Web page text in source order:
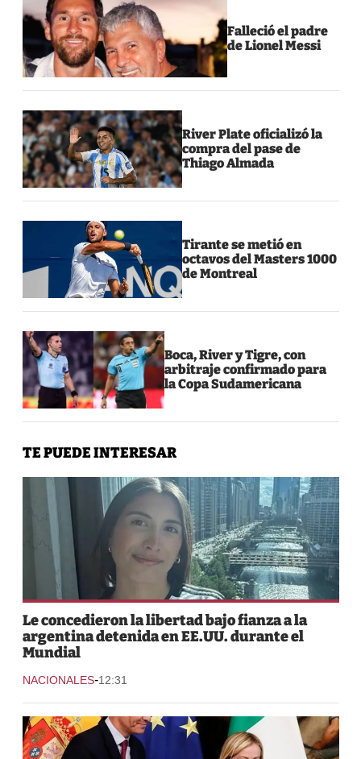
Falleció el padre
de Lionel Messi
River Plate oficializó la
compra del pase de
Thiago Almada
Tirante se metió en
octavos del Masters 1000
de Montreal
Boca, River y Tigre, con
arbitraje confirmado para
la Copa Sudamericana
TE PUEDE INTERESAR
Le concedieron la libertad bajo fianza a la
argentina detenida en EE.UU. durante el
Mundial
NACIONALES-12:31